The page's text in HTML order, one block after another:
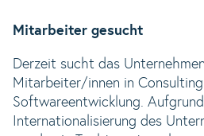
Mitarbeiter gesucht
Derzeit sucht das
Mitarbeiter/innen in Consulting
Softwareentwicklung.
Internationalisierung des